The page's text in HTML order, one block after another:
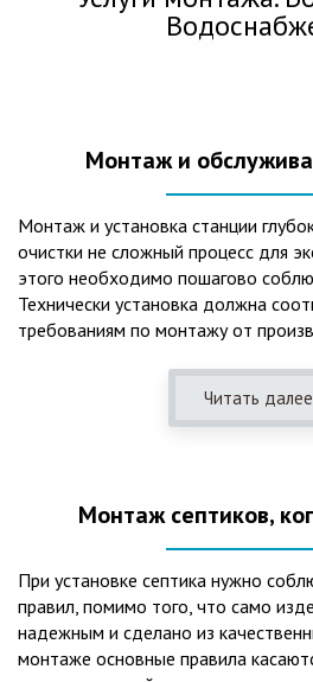
Монтаж и
Монтаж и установка станции
очистки не сложный процесс для
этого необходимо пошагово
Технически установка должна
требованиям по монтажу от
представления о требованиях ПУЭ,
монтаж может привезти не только
вод – самый эффективный способ
оборудования вода может
нужд и полива огорода, а остатки
стать эффективным удобрением.
тратить средства на
Читать далее
Монтаж септиков,
При установке септика нужно
правил, помимо того, что само
надежным и сделано из
монтаже основные правила